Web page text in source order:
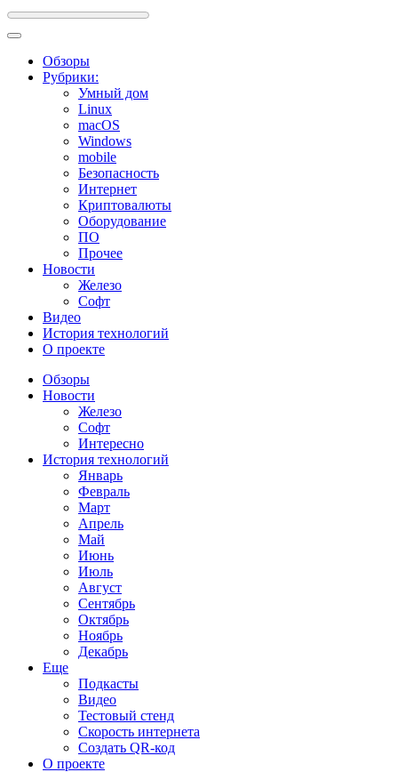
Обзоры
Рубрики:
Умный дом
Linux
macOS
Windows
mobile
Безопасность
Интернет
Криптовалюты
Оборудование
ПО
Прочее
Новости
Железо
Софт
Видео
История технологий
О проекте
Обзоры
Новости
Железо
Софт
Интересно
История технологий
Январь
Февраль
Март
Апрель
Май
Июнь
Июль
Август
Сентябрь
Октябрь
Ноябрь
Декабрь
Еще
Подкасты
Видео
Тестовый стенд
Скорость интернета
Создать QR-код
О проекте